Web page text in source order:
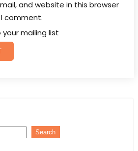
and website in this browser
comment.
mailing list
Search